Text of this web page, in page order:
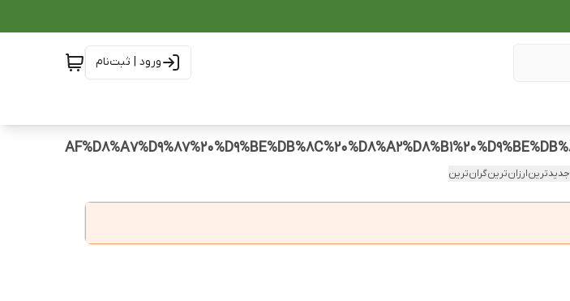
ورود | ثبت‌نام
جدیدترینارزان‌ترینگران‌ترین